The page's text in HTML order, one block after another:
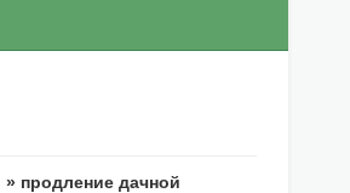
» продление дачной